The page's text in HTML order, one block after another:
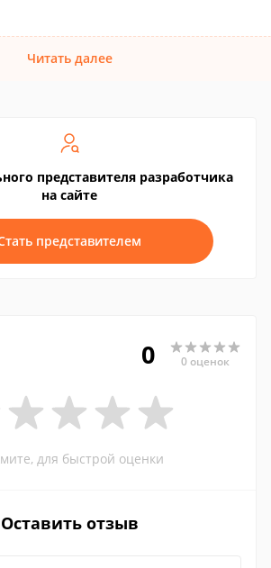
Читать далее
представителя разработчика
на сайте
представителем
0 0 оценок
для быстрой оценки
Оставить отзыв